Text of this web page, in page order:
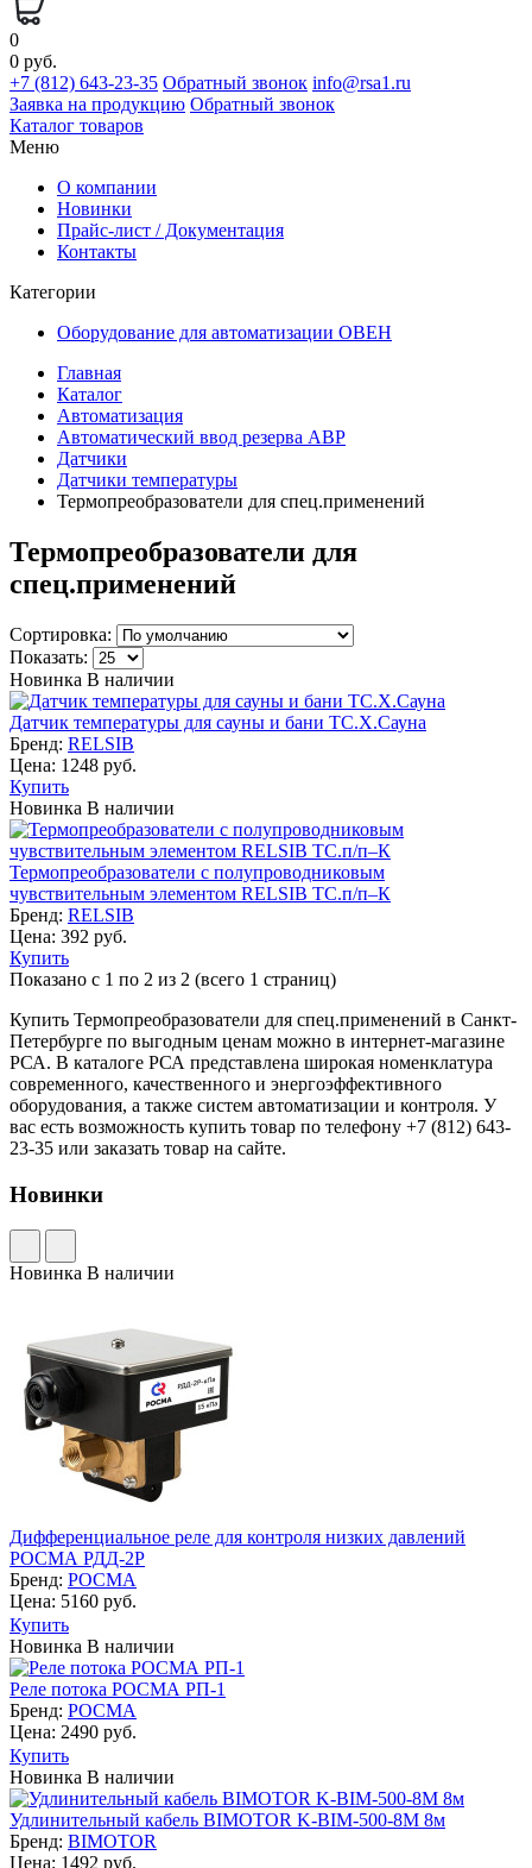
0
0 руб.
+7 (812) 643-23-35 Обратный звонок info@rsa1.ru
Заявка на продукцию Обратный звонок
Каталог товаров
Меню
О компании
Новинки
Прайс-лист / Документация
Контакты
Категории
Оборудование для автоматизации ОВЕН
Главная
Каталог
Автоматизация
Автоматический ввод резерва АВР
Датчики
Датчики температуры
Термопреобразователи для спец.применений
Термопреобразователи для
спец.применений
Сортировка:
Показать:
Новинка В наличии
Датчик температуры для сауны и бани ТС.X.Сауна
Бренд: RELSIB
Цена: 1248 руб.
Купить
Новинка В наличии
Термопреобразователи с полупроводниковым
чувствительным элементом RELSIB ТС.п/п–К
Бренд: RELSIB
Цена: 392 руб.
Купить
Показано с 1 по 2 из 2 (всего 1 страниц)
Купить Термопреобразователи для спец.применений в Санкт-
Петербурге по выгодным ценам можно в интернет-магазине
РСА. В каталоге РСА представлена широкая номенклатура
современного, качественного и энергоэффективного
оборудования, а также систем автоматизации и контроля. У
вас есть возможность купить товар по телефону +7 (812) 643-
23-35 или заказать товар на сайте.
Новинки
Новинка В наличии
Дифферен­ци­аль­ное ре­ле для кон­тро­ля низ­ких дав­ле­ний
РОСМА РДД-2Р
Бренд: РОСМА
Цена: 5160 руб.
Купить
Новинка В наличии
Реле потока РОСМА РП-1
Бренд: РОСМА
Цена: 2490 руб.
Купить
Новинка В наличии
Удлинительный кабель BIMOTOR K-BIM-500-8M 8м
Бренд: BIMOTOR
Цена: 1492 руб.